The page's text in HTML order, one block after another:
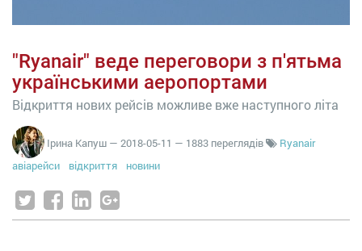
"Ryanair" веде переговори з п'ятьма
українськими аеропортами
Відкриття нових рейсів можливе вже наступного літа
Ірина Капуш — 2018-05-11 — 1883 переглядів
Ryanair
авіарейси
відкриття новини